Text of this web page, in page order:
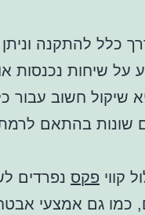
כלל להתקנה
על שיחות נכנסות
שיקול חשוב עבור
שונות בהתאם
קווי פקס נפרדים
כמו גם אמצעי